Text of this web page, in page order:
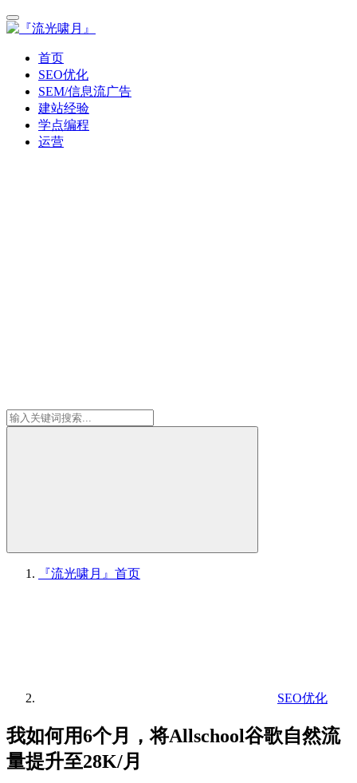
首页
SEO优化
SEM/信息流广告
建站经验
学点编程
运营
『流光啸月』 首页
SEO优化
我如何用6个月，将Allschool谷歌自然流
量提升至28K/月